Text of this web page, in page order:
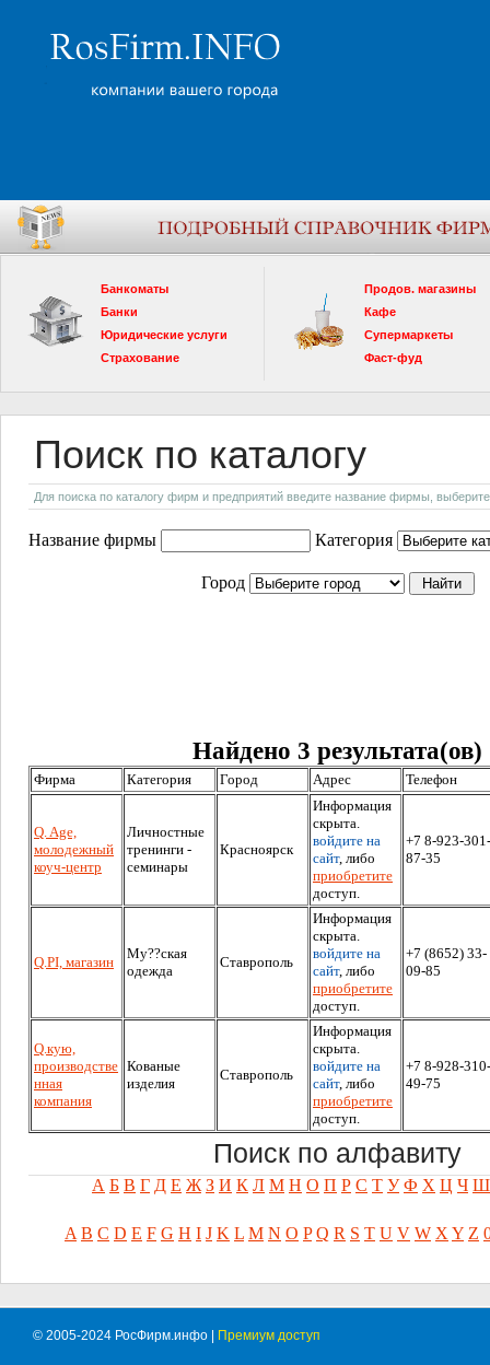
Банкоматы
Банки
Юридические услуги
Страхование
Продов. магазины
Кафе
Супермаркеты
Фаст-фуд
Поиск по каталогу
Для поиска по каталогу фирм и предприятий введите название фирмы, выберите
Название фирмы Категория
Город
Найдено 3 результата(ов)
Фирма Категория Город Адрес Телефон
Q. Age,
молодежный
коуч-центр
Личностные
тренинги -
семинары
Красноярск
Информация
скрыта.
войдите на
сайт, либо
приобретите
доступ.
+7 8-923-301-
87-35
Q.PI, магазин
Му??ская
одежда
Ставрополь
Информация
скрыта.
войдите на
сайт, либо
приобретите
доступ.
+7 (8652) 33-
09-85
Q.кую,
производстве
нная
компания
Кованые
изделия
Ставрополь
Информация
скрыта.
войдите на
сайт, либо
приобретите
доступ.
+7 8-928-310-
49-75
Поиск по алфавиту
А Б В Г Д Е Ж З И К Л М Н О П Р С Т У Ф Х Ц Ч Ш
A B C D E F G H I J K L M N O P Q R S T U V W X Y Z
© 2005-2024 РосФирм.инфо | Премиум доступ